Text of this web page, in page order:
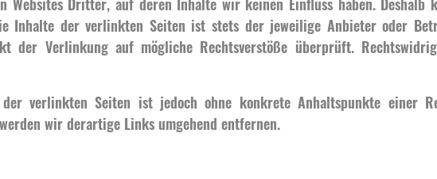
Inhalte der verlinkten Seiten ist stets der jeweilige Anbieter oder
der Verlinkung auf mögliche Rechtsverstöße überprüft.
verlinkten Seiten ist jedoch ohne konkrete Anhaltspunkte einer
wir derartige Links umgehend entfernen.